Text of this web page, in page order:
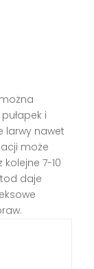
i
larwy nawet
może
7-10
daje